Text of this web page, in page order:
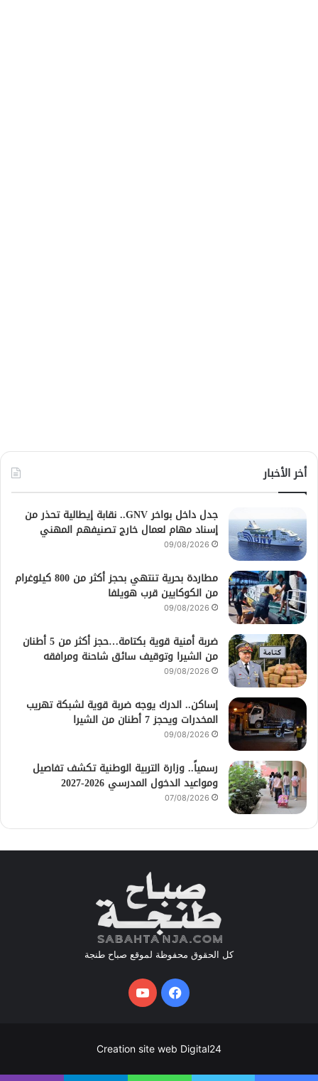
أخر الأخبار
جدل داخل بواخر GNV.. نقابة إيطالية تحذر من
إسناد مهام لعمال خارج تصنيفهم المهني
09/08/2026
مطاردة بحرية تنتهي بحجز أكثر من 800 كيلوغرام
من الكوكايين قرب هويلفا
09/08/2026
ضربة أمنية قوية بكتامة…حجز أكثر من 5 أطنان
من الشيرا وتوقيف سائق شاحنة ومرافقه
09/08/2026
إساكن.. الدرك يوجه ضربة قوية لشبكة تهريب
المخدرات ويحجز 7 أطنان من الشيرا
09/08/2026
رسمياً.. وزارة التربية الوطنية تكشف تفاصيل
ومواعيد الدخول المدرسي 2026-2027
07/08/2026
كل الحقوق محفوظة لموقع صباح طنجة
فيسبوكيوتيوب
Creation site web Digital24